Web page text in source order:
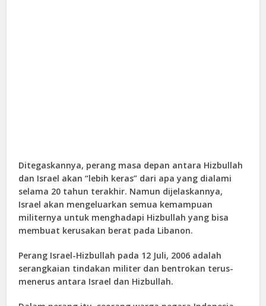
Ditegaskannya, perang masa depan antara Hizbullah
dan Israel akan “lebih keras” dari apa yang dialami
selama 20 tahun terakhir. Namun dijelaskannya,
Israel akan mengeluarkan semua kemampuan
militernya untuk menghadapi Hizbullah yang bisa
membuat kerusakan berat pada Libanon.
Perang Israel-Hizbullah pada 12 Juli, 2006 adalah
serangkaian tindakan militer dan bentrokan terus-
menerus antara Israel dan Hizbullah.